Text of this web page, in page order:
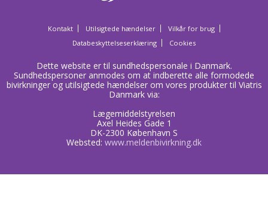
Kontakt Utilsigtede hændelser
Vilkår for brug
Databeskyttelseserklæring
Cookies
Dette website er til sundhedspersonale i Danmark.
Sundhedspersoner anmodes om at indberette alle formodede
bivirkninger og utilsigtede hændelser om vores produkter til Viatris
Danmark via:
Lægemiddelstyrelsen
Axel Heides Gade 1
DK-2300 København S
Websted: www.meldenbivirkning.dk